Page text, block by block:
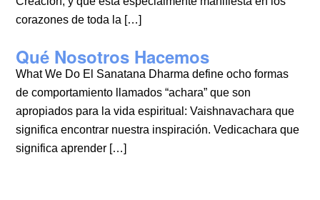
corazones de toda la […]
Qué Nosotros Hacemos
What We Do El Sanatana Dharma define ocho formas
de comportamiento llamados “achara” que son
apropiados para la vida espiritual: Vaishnavachara que
significa encontrar nuestra inspiración. Vedicachara que
significa aprender […]